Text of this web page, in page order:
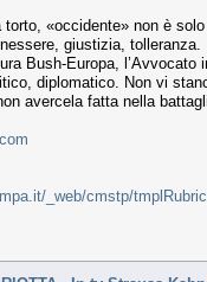
torto, «occidente» non è
giustizia,
Bush-Europa,
diplomatico. Non vi
avercela fatta nella
_web/cmstp/